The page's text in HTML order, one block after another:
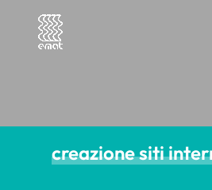
creazione siti